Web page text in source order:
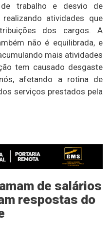
de trabalho e desvio de
atividades que
dos cargos. A
não é equilibrada, e
mais atividades
tem causado desgaste
afetando a rotina de
serviços prestados pela
de salários
respostas do